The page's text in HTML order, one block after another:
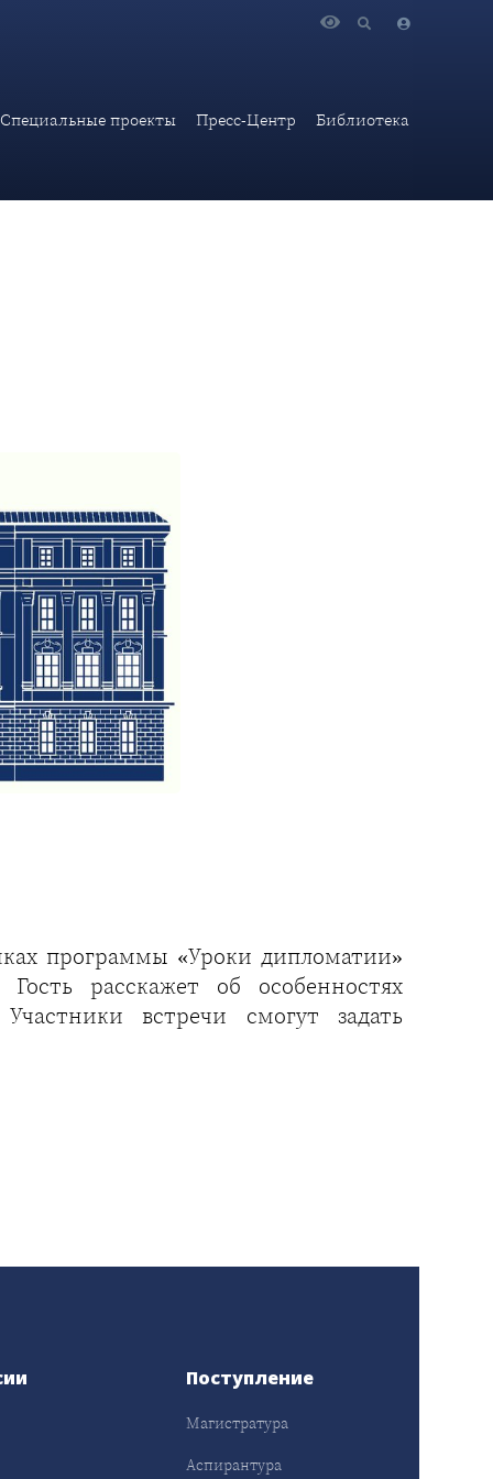
Специальные проекты Пресс-Центр Библиотека
программы «Уроки дипломатии»
расскажет об особенностях
встречи смогут задать
Поступление
Магистратура
Аспирантура